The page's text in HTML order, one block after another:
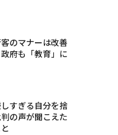
のマナーは改善
府も「教育」に
しすぎる自分を捨
の声が聞こえた